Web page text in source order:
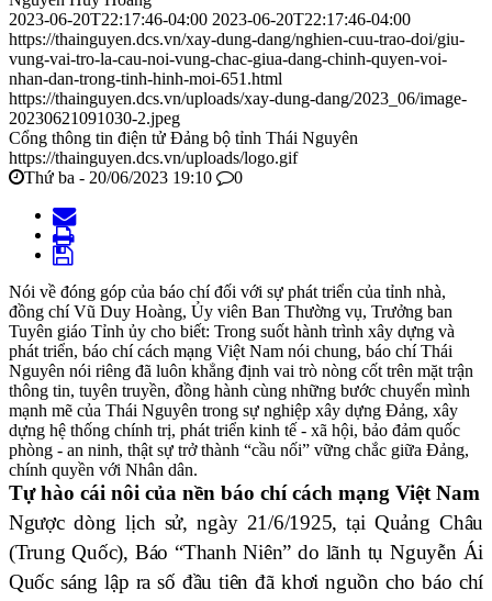
2023-06-20T22:17:46-04:00 2023-06-20T22:17:46-04:00
https://thainguyen.dcs.vn/xay-dung-dang/nghien-cuu-trao-doi/giu-
vung-vai-tro-la-cau-noi-vung-chac-giua-dang-chinh-quyen-voi-
nhan-dan-trong-tinh-hinh-moi-651.html
https://thainguyen.dcs.vn/uploads/xay-dung-dang/2023_06/image-
20230621091030-2.jpeg
Cổng thông tin điện tử Đảng bộ tỉnh Thái Nguyên
https://thainguyen.dcs.vn/uploads/logo.gif
Thứ ba - 20/06/2023 19:10
0
Nói về đóng góp của báo chí đối với sự phát triển của tỉnh nhà,
đồng chí Vũ Duy Hoàng, Ủy viên Ban Thường vụ, Trưởng ban
Tuyên giáo Tỉnh ủy cho biết: Trong suốt hành trình xây dựng và
phát triển, báo chí cách mạng Việt Nam nói chung, báo chí Thái
Nguyên nói riêng đã luôn khẳng định vai trò nòng cốt trên mặt trận
thông tin, tuyên truyền, đồng hành cùng những bước chuyển mình
mạnh mẽ của Thái Nguyên trong sự nghiệp xây dựng Đảng, xây
dựng hệ thống chính trị, phát triển kinh tế - xã hội, bảo đảm quốc
phòng - an ninh, thật sự trở thành “cầu nối” vững chắc giữa Đảng,
chính quyền với Nhân dân.
Tự hào cái nôi của nền báo chí cách mạng Việt Nam
Ngược dòng lịch sử, ngày 21/6/1925, tại Quảng Châu
(Trung Quốc), Báo “Thanh Niên” do lãnh tụ Nguyễn Ái
Quốc sáng lập ra số đầu tiên đã khơi nguồn cho báo chí